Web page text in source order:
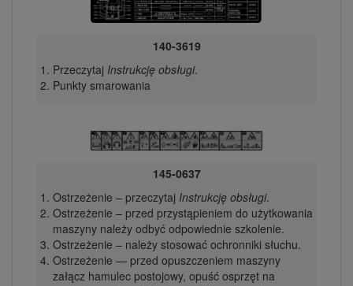
140-3619
Przeczytaj Instrukcję obsługi.
Punkty smarowania
145-0637
Ostrzeżenie – przeczytaj Instrukcję obsługi.
Ostrzeżenie – przed przystąpieniem do użytkowania
maszyny należy odbyć odpowiednie szkolenie.
Ostrzeżenie – należy stosować ochronniki słuchu.
Ostrzeżenie — przed opuszczeniem maszyny
załącz hamulec postojowy, opuść osprzęt na